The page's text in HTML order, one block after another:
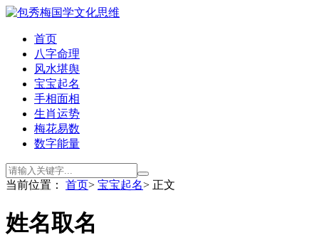
首页
八字命理
风水堪舆
宝宝起名
手相面相
生肖运势
梅花易数
数字能量
当前位置： 首页> 宝宝起名> 正文
姓名取名